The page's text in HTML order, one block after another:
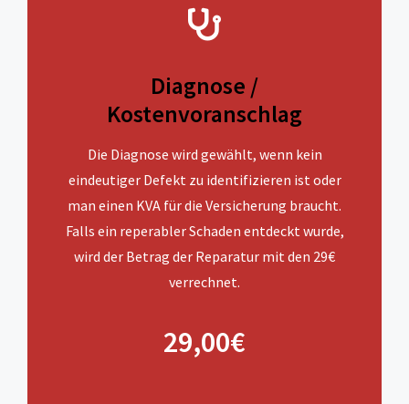
Diagnose /
Kostenvoranschlag
Die Diagnose wird gewählt, wenn kein
eindeutiger Defekt zu identifizieren ist oder
man einen KVA für die Versicherung braucht.
Falls ein reperabler Schaden entdeckt wurde,
wird der Betrag der Reparatur mit den 29€
verrechnet.
29,00€